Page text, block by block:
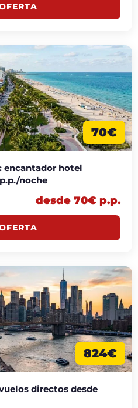
70€
encantador hotel
noche
desde 70€ p.p.
824€
directos desde